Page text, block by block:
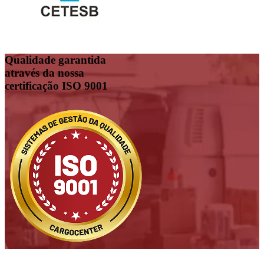
Qualidade garantida
através da nossa
certificação ISO 9001